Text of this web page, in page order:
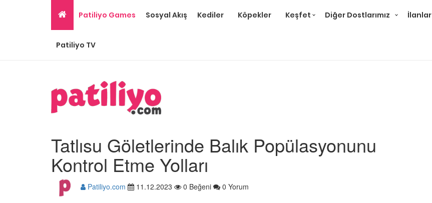
Patiliyo Games Sosyal Akış Kediler Köpekler Keşfet Diğer Dostlarımız İlanlar
Patiliyo TV
Tatlısu Göletlerinde Balık Popülasyonunu
Kontrol Etme Yolları
Patiliyo.com 11.12.2023 0 Beğeni 0 Yorum